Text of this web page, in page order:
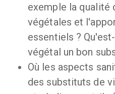
exemple la qualité
végétales et
essentiels ?
végétal un bon
Où les aspects
des substituts de